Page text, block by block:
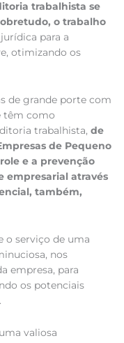
trabalhista se
o trabalho
para a
otimizando os
de grande porte com
têm como
trabalhista, de
de Pequeno
e a prevenção
empresarial através
também,
o serviço de uma
nos
empresa, para
os potenciais
valiosa